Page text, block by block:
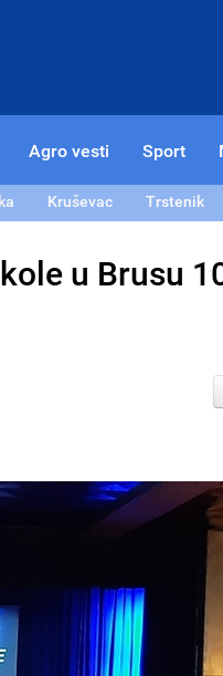
Agro vesti Sport
Kruševac Trstenik
u Brusu